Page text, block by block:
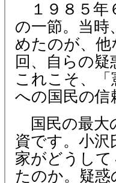
１９８５年
の一節。当
めたのが、
回、自らの
これこそ、
への国民の
国民の最大
資です。小
家がどうし
たのか。疑